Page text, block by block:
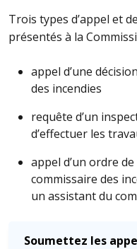
Trois types d’appel et
présentés à la
appel d’une
des incendies
requête d’un
d’effectuer les
appel d’un ordre
commissaire des
un assistant du
Soumettez les